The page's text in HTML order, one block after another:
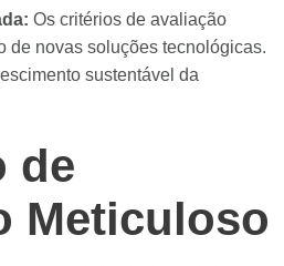
Os critérios de avaliação
de novas soluções tecnológicas.
sustentável da
de
Meticuloso